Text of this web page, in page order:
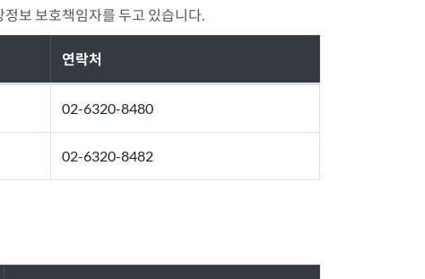
보 보호책임자를 두고 있습니다.
연락처
02-6320-8480
02-6320-8482